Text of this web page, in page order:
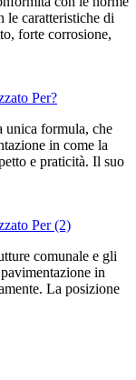
le caratteristiche di
forte corrosione,
Per?
unica formula, che
in come la
e praticità. Il suo
Per (2)
comunale e gli
in
La posizione